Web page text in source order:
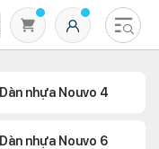
Dàn nhựa Nouvo 4
Dàn nhựa Nouvo 6